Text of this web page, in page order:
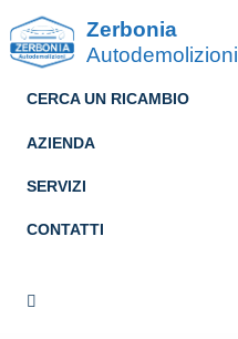
Zerbonia
Autodemolizioni
CERCA UN RICAMBIO
AZIENDA
SERVIZI
CONTATTI